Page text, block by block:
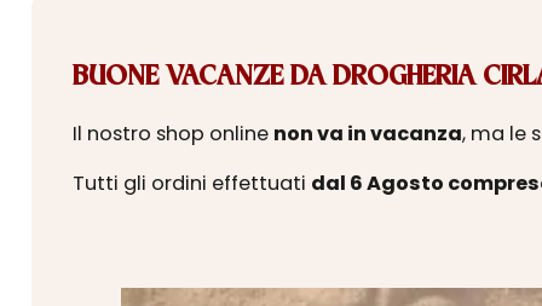
BUONE VACANZE DA DROGHERIA
Il nostro shop online non va in vacanza, ma le
Tutti gli ordini effettuati dal 6 Agosto